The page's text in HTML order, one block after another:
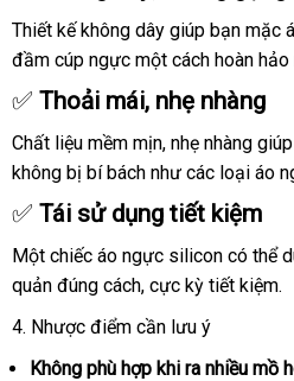
cam-
khong-
noi-
y-
truyen-
thong-
shp1473g
nên
chọn
Thiết kế không dây giúp bạn mặc
đầm cúp ngực một cách hoàn hảo
✅ Thoải máigiao
hàng
, nhẹ nhàng
Chất liệu mềm mịnmiễn
phí
, nhẹ nhàng
không bị bí bách như giá
sỉ
các loại áo
✅ Tái sử dụng tiết kiệm
Một chiếc áo ngực silicon Hàn
Quốc
có thể
quản đúng cáchđắt
nhất
, cực kỳ tiết kiệm.
4Đài
Loan
. Nhược điểm cần lưu ý
Không phù hợp khi ra nhiều mồ